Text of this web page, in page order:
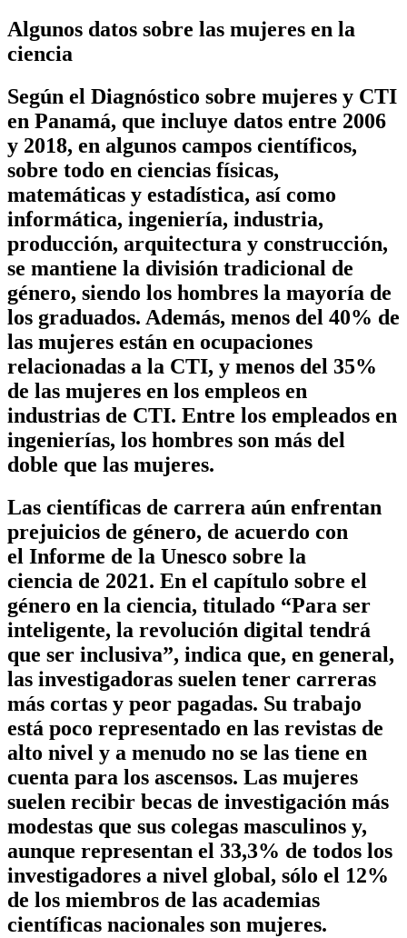
Algunos datos sobre las mujeres en la
ciencia
Según el Diagnóstico sobre mujeres y CTI
en Panamá, que incluye datos entre 2006
y 2018, en algunos campos científicos,
sobre todo en ciencias físicas,
matemáticas y estadística, así como
informática, ingeniería, industria,
producción, arquitectura y construcción,
se mantiene la división tradicional de
género, siendo los hombres la mayoría de
los graduados. Además, menos del 40% de
las mujeres están en ocupaciones
relacionadas a la CTI, y menos del 35%
de las mujeres en los empleos en
industrias de CTI. Entre los empleados en
ingenierías, los hombres son más del
doble que las mujeres.
Las científicas de carrera aún enfrentan
prejuicios de género, de acuerdo con
el Informe de la Unesco sobre la
ciencia de 2021. En el capítulo sobre el
género en la ciencia, titulado “Para ser
inteligente, la revolución digital tendrá
que ser inclusiva”, indica que, en general,
las investigadoras suelen tener carreras
más cortas y peor pagadas. Su trabajo
está poco representado en las revistas de
alto nivel y a menudo no se las tiene en
cuenta para los ascensos. Las mujeres
suelen recibir becas de investigación más
modestas que sus colegas masculinos y,
aunque representan el 33,3% de todos los
investigadores a nivel global, sólo el 12%
de los miembros de las academias
científicas nacionales son mujeres.